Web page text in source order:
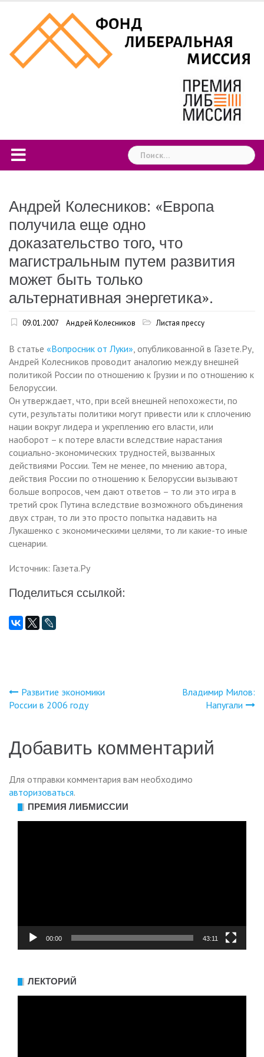
content
Найти:
Андрей Колесников: «Европа
получила еще одно
доказательство того, что
магистральным путем развития
может быть только
альтернативная энергетика».
09.01.2007 Андрей Колесников Листая прессу
В статье «Вопросник от Луки» , опубликованной в Газете.Ру,
Андрей Колесников проводит аналогию между внешней
политикой России по отношению к Грузии и по отношению к
Белоруссии.
Он утверждает, что, при всей внешней непохожести, по
сути, результаты политики могут привести или к сплочению
нации вокруг лидера и укреплению его власти, или
наоборот – к потере власти вследствие нарастания
социально-экономических трудностей, вызванных
действиями России. Тем не менее, по мнению автора,
действия России по отношению к Белоруссии вызывают
больше вопросов, чем дают ответов – то ли это игра в
третий срок Путина вследствие возможного объдинения
двух стран, то ли это просто попытка надавить на
Лукашенко с экономическими целями, то ли какие-то иные
сценарии.
Источник: Газета.Ру
Поделиться ссылкой:
Навигация
записям
Развитие экономики
России в 2006 году
Владимир Милов:
Напугали
Добавить комментарий
Для отправки комментария вам необходимо
авторизоваться.
ПРЕМИЯ ЛИБМИССИИ
00:00 43:11
ЛЕКТОРИЙ